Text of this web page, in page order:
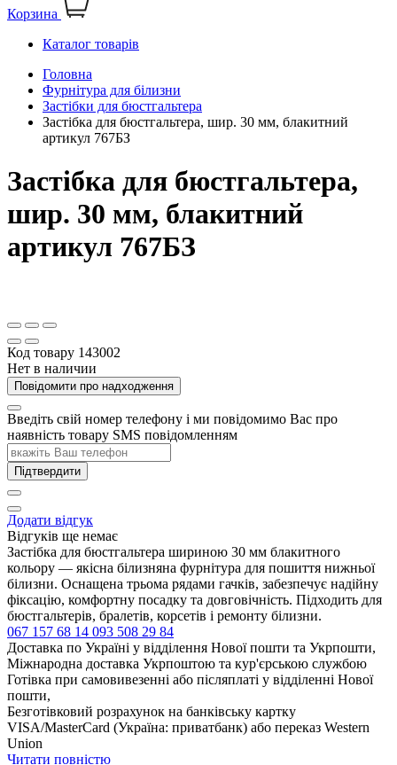
Корзина
Каталог товарів
Головна
Фурнітура для білизни
Застібки для бюстгальтера
Застібка для бюстгальтера, шир. 30 мм, блакитний
артикул 767БЗ
Застібка для бюстгальтера,
шир. 30 мм, блакитний
артикул 767БЗ
Код товару 143002
Нет в наличии
Повідомити про надходження
Введіть свій номер телефону і ми повідомимо Вас про
наявність товару SMS повідомленням
Підтвердити
Додати відгук
Відгуків ще немає
Застібка для бюстгальтера шириною 30 мм блакитного
кольору — якісна білизняна фурнітура для пошиття нижньої
білизни. Оснащена трьома рядами гачків, забезпечує надійну
фіксацію, комфортну посадку та довговічність. Підходить для
бюстгальтерів, бралетів, корсетів і ремонту білизни.
067 157 68 14 093 508 29 84
Доставка по Україні у відділення Нової пошти та Укрпошти,
Міжнародна доставка Укрпоштою та кур'єрською службою
Готівка при самовивезенні або післяплаті у відділенні Нової
пошти,
Безготівковий розрахунок на банківську картку
VISA/MasterCard (Україна: приватбанк) або переказ Western
Union
Читати повністю